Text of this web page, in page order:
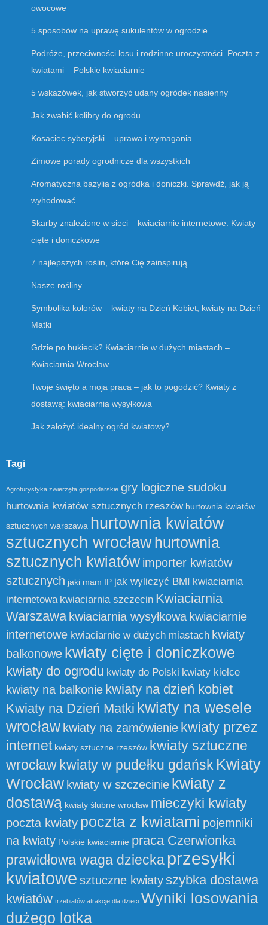
owocowe
5 sposobów na uprawę sukulentów w ogrodzie
Podróże, przeciwności losu i rodzinne uroczystości. Poczta z
kwiatami – Polskie kwiaciarnie
5 wskazówek, jak stworzyć udany ogródek nasienny
Jak zwabić kolibry do ogrodu
Kosaciec syberyjski – uprawa i wymagania
Zimowe porady ogrodnicze dla wszystkich
Aromatyczna bazylia z ogródka i doniczki. Sprawdź, jak ją
wyhodować.
Skarby znalezione w sieci – kwiaciarnie internetowe. Kwiaty
cięte i doniczkowe
7 najlepszych roślin, które Cię zainspirują
Nasze rośliny
Symbolika kolorów – kwiaty na Dzień Kobiet, kwiaty na Dzień
Matki
Gdzie po bukiecik? Kwiaciarnie w dużych miastach –
Kwiaciarnia Wrocław
Twoje święto a moja praca – jak to pogodzić? Kwiaty z
dostawą: kwiaciarnia wysyłkowa
Jak założyć idealny ogród kwiatowy?
Tagi
Agroturystyka zwierzęta gospodarskie gry logiczne sudoku
hurtownia kwiatów sztucznych rzeszów hurtownia kwiatów
sztucznych warszawa hurtownia kwiatów
sztucznych wrocławhurtownia
sztucznych kwiatów importer kwiatów
sztucznych jaki mam IP jak wyliczyć BMI kwiaciarnia
internetowa kwiaciarnia szczecin Kwiaciarnia
Warszawa kwiaciarnia wysyłkowa kwiaciarnie
internetowe kwiaciarnie w dużych miastach kwiaty
balkonowe kwiaty cięte i doniczkowe
kwiaty do ogrodu kwiaty do Polski kwiaty kielce
kwiaty na balkonie kwiaty na dzień kobiet
Kwiaty na Dzień Matki kwiaty na wesele
wrocław kwiaty na zamówienie kwiaty przez
internet kwiaty sztuczne rzeszów kwiaty sztuczne
wrocław kwiaty w pudełku gdańsk Kwiaty
Wrocław kwiaty w szczecinie kwiaty z
dostawą kwiaty ślubne wrocław mieczyki kwiaty
poczta kwiaty poczta z kwiatami pojemniki
na kwiaty Polskie kwiaciarnie praca Czerwionka
prawidłowa waga dziecka przesyłki
kwiatowe sztuczne kwiatyszybka dostawa
kwiatów trzebiatów atrakcje dla dzieci Wyniki losowania
dużego lotka